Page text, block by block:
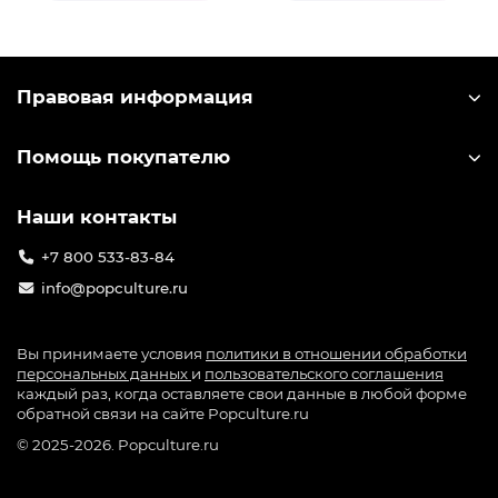
является высшим приоритетом.
была превращена в демона Музаном Кибуцуджи.
прежде всего думала о других.
Правовая информация
Помощь покупателю
Наши контакты
+7 800 533-83-84
info@popculture.ru
Вы принимаете условия политики в отношении обработки
персональных данных и пользовательского соглашения
каждый раз, когда оставляете свои данные в любой форме
обратной связи на сайте Popculture.ru
© 2025-2026. Popculture.ru